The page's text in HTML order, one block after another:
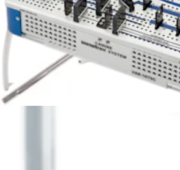
Ian Holsworth, BVSc
Surgical Technique Videos | 05:49 | English | 06/
hide_image